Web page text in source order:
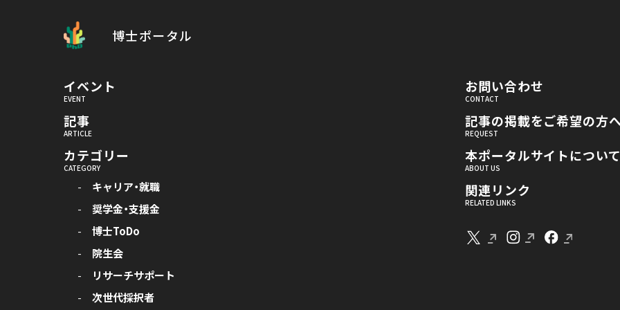
博士ポータル
イベント
記事
カテゴリー
キャリア・就職
奨学金・支援金
博士ToDo
院生会
リサーチサポート
次世代採択者
お問い合わせ
記事の掲載をご希望の方
本ポータルサイトについ
関連リンク